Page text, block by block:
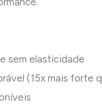
sem elasticidade
(15x mais forte